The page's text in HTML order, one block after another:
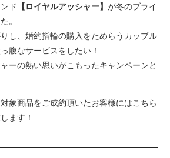
ド 【ロイヤルアッシャー】 が冬のブライ
。
し、婚約指輪の購入をためらうカップル
腹なサービスをしたい！
ーの熱い思いがこもったキャンペーンと
象商品をご成約頂いたお客様にはこちら
ます！